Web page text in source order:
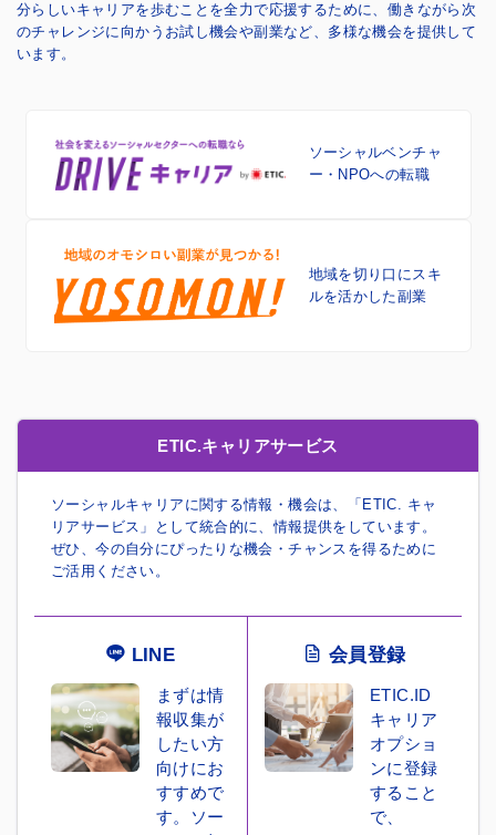
分らしいキャリアを歩むことを全力で応援するために、 働きながら次
のチャレンジに向かうお試し機会や副業など、多様な機会を提供して
います。
ソーシャルベンチャ
ー・NPOへの転職
地域を切り口に スキ
ルを活かした副業
ETIC.キャリアサービス
ソーシャルキャリアに関する情報・機会は、「ETIC. キャ
リアサービス」として統合的に、情報提供をしています。
ぜひ、今の自分にぴったりな機会・チャンスを得るために
ご活用ください。
LINE
まずは情
報収集が
したい方
向けにお
すすめで
す。ソー
会員登録
ETIC.ID
キャリア
オプショ
ンに登録
すること
で、